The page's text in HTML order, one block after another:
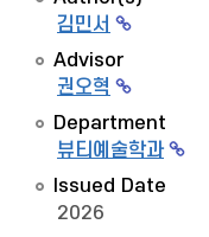
김민서
Advisor
권오혁
Department
뷰티예술학과
Issued Date
2026